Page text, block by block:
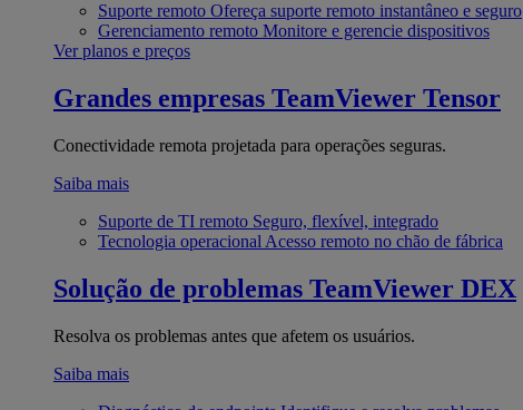
Suporte remoto Ofereça suporte remoto instantâneo e seguro
Gerenciamento remoto Monitore e gerencie dispositivos
Ver planos e preços
Grandes empresas TeamViewer Tensor
Conectividade remota projetada para operações seguras.
Saiba mais
Suporte de TI remoto Seguro, flexível, integrado
Tecnologia operacional Acesso remoto no chão de fábrica
Solução de problemas TeamViewer DEX
Resolva os problemas antes que afetem os usuários.
Saiba mais